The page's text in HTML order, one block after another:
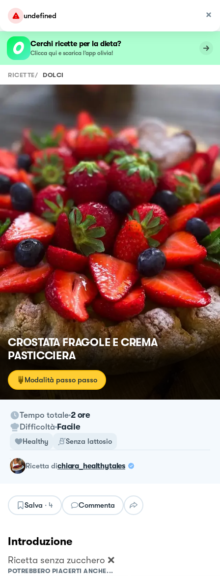
undefined
Cerchi ricette per la dieta?
Clicca qui e scarica l’app olivia!
RICETTE/ DOLCI
CROSTATA FRAGOLE E CREMA
PASTICCIERA
Modalità passo passo
Tempo totale 2 ore
Difficoltà Facile
Healthy Senza lattosio
ricetta dichiara_healthytales
Salva · 4 Commenta
Introduzione
Ricetta senza zucchero ❌
POTREBBERO PIACERTI ANCHE...